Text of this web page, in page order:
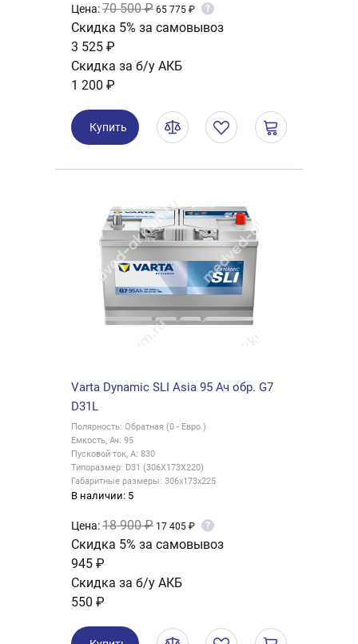
Цена:70 500 ₽ 65 775 ₽ ?
Скидка 5% за самовывоз
3 525 ₽
Скидка за б/у АКБ
1 200 ₽
Купить
Varta Dynamic SLI Asia 95 Ач обр. G7
D31L
Полярность: Обратная (0 - Евро.)
Емкость, Ач: 95
Пусковой ток, А: 830
Типоразмер: D31 (306X173X220)
Габаритные размеры: 306x173x225
В наличии: 5
Цена:18 900 ₽ 17 405 ₽ ?
Скидка 5% за самовывоз
945 ₽
Скидка за б/у АКБ
550 ₽